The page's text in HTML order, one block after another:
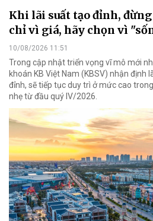
Khi lãi suất tạo đỉnh,
chỉ vì giá, hãy chọn vì
10/08/2026 11:51
Trong cập nhật triển vọng vĩ mô mới
khoán KB Việt Nam (KBSV) nhận định
đỉnh, sẽ tiếp tục duy trì ở mức cao
nhẹ từ đầu quý IV/2026.